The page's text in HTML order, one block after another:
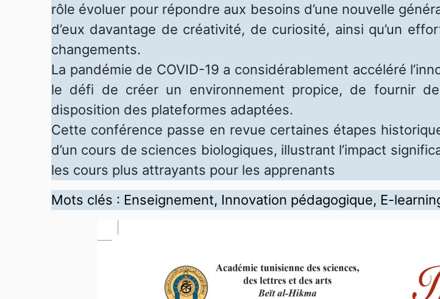
rôle évoluer pour répondre aux besoins d’une nouvelle
d’eux davantage de créativité, de curiosité, ainsi qu’un
changements.
La pandémie de COVID-19 a considérablement accéléré
le défi de créer un environnement propice, de fournir
disposition des plateformes adaptées.
Cette conférence passe en revue certaines étapes
d’un cours de sciences biologiques, illustrant l’impact
les cours plus attrayants pour les apprenants
Mots clés : Enseignement, Innovation pédagogique, E-